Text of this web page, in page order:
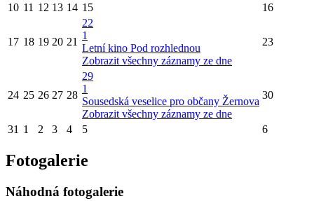
10 11 12 13 14 15 16
17 18 19 20 21
22
1
Letní kino Pod rozhlednou
Zobrazit všechny záznamy ze dne
23
24 25 26 27 28
29
1
Sousedská veselice pro občany Žernova
Zobrazit všechny záznamy ze dne
30
31 1 2 3 4 5 6
Fotogalerie
Náhodná fotogalerie